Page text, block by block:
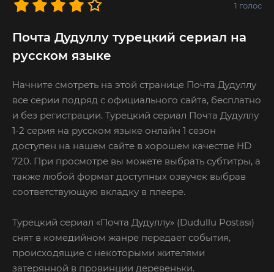
1 голос
Почта Дудуллу турецкий сериал на
русском языке
Начните смотреть на этой странице Почта Дудуллу
все серии подряд с официального сайта, бесплатно
и без регистрации. Турецкий сериал Почта Дудуллу
1-2 серия на русском языке онлайн 1 сезон
доступен на нашем сайте в хорошем качестве HD
720. При просмотре вы можете выбрать субтитры, а
также любой формат доступных озвучек выбрав
соответствующую вкладку в плеере.
Турецкий сериал «Почта Дудуллу» (Dudullu Postası)
снят в комедийном жанре передает события,
происходящие с некоторыми жителями
затерянной в провинции деревеньки.